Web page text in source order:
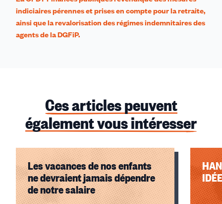
indiciaires pérennes et prises en compte pour la retraite,
ainsi que la revalorisation des régimes indemnitaires des
agents de la DGFiP.
Ces articles peuvent
également vous intéresser
Les vacances de nos enfants
ne devraient jamais dépendre
de notre salaire